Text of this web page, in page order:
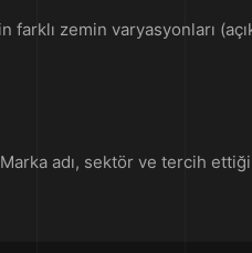
farklı zemin varyasyonları
adı, sektör ve tercih